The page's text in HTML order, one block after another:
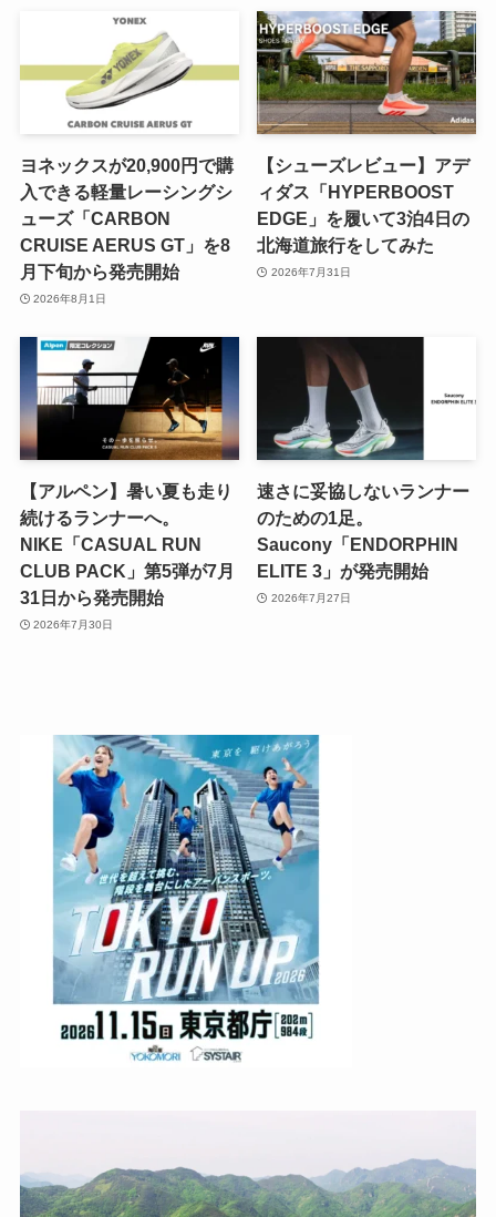
ヨネックスが20,900円で購
入できる軽量レーシングシ
ューズ「CARBON
CRUISE AERUS GT」を8
月下旬から発売開始
2026年8月1日
【シューズレビュー】アデ
ィダス「HYPERBOOST
EDGE」を履いて3泊4日の
北海道旅行をしてみた
2026年7月31日
【アルペン】暑い夏も走り
続けるランナーへ。
NIKE「CASUAL RUN
CLUB PACK」第5弾が7月
31日から発売開始
2026年7月30日
速さに妥協しないランナー
のための1足。
Saucony「ENDORPHIN
ELITE 3」が発売開始
2026年7月27日